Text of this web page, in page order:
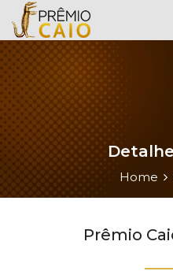
Home
Prêmio